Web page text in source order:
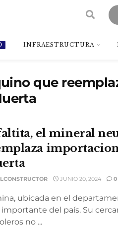
INFRAESTRUCTURA
que
el mineral
JUNIO 20, 2024 0
ubicada en el
importante del país. Su
no ...